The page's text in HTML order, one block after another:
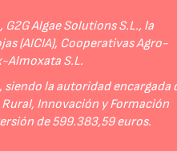
Algae Solutions S.L., la
(AICIA), Cooperativas Agro-
Almoxata S.L.
siendo la autoridad encargada
Innovación y Formación
de 599.383,59 euros.